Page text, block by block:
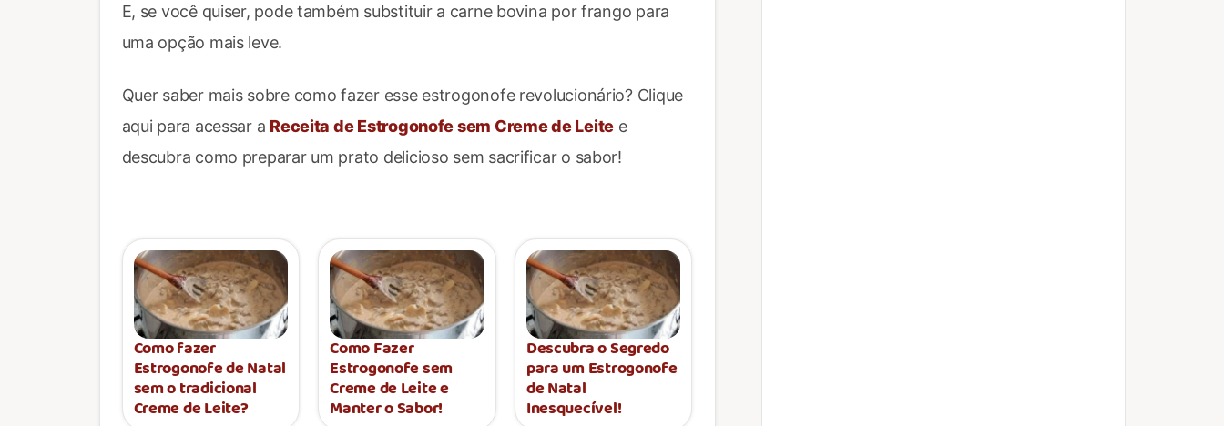
E, se você quiser, pode também substituir a carne bovina por frango para
uma opção mais leve.
Quer saber mais sobre como fazer esse estrogonofe revolucionário? Clique
aqui para acessar a Receita de Estrogonofe sem Creme de Leite e
descubra como preparar um prato delicioso sem sacrificar o sabor!
Como fazer
Estrogonofe de Natal
sem o tradicional
Creme de Leite?
Como Fazer
Estrogonofe sem
Creme de Leite e
Manter o Sabor!
Descubra o Segredo
para um Estrogonofe
de Natal
Inesquecível!